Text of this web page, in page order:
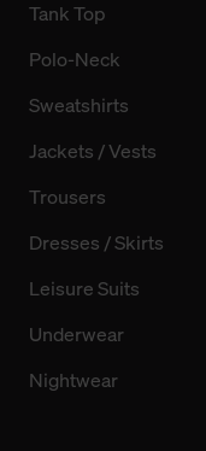
Tank Top
Polo-Neck
Sweatshirts
Jackets / Vests
Trousers
Dresses / Skirts
Leisure Suits
Underwear
Nightwear